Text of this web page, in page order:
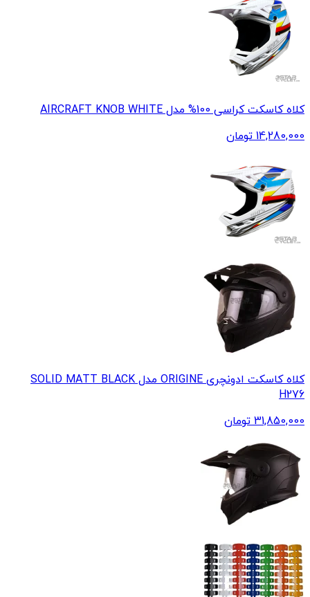
کلاه کاسکت کراسی 100% مدل AIRCRAFT KNOB WHITE
14,280,000 تومان
کلاه کاسکت ادونچری ORIGINE مدل SOLID MATT BLACK
H276
31,850,000 تومان